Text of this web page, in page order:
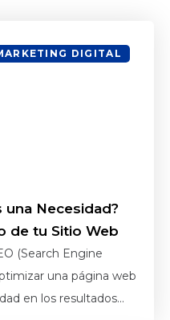
DIGITAL
una Necesidad?
de tu Sitio Web
(Search Engine
una página web
en los resultados...